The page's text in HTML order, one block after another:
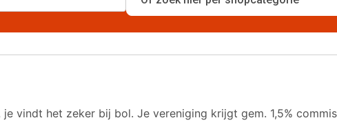
vindt het zeker bij bol. Je vereniging krijgt gem. 1,5%